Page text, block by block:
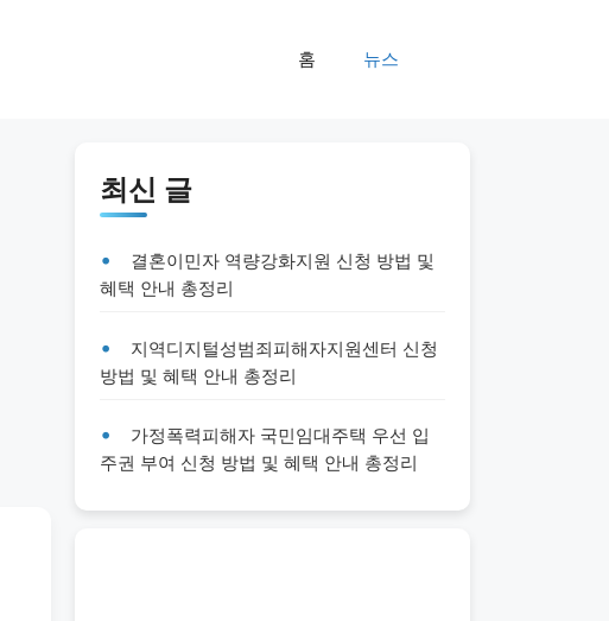
홈 뉴스
최신 글
결혼이민자 역량강화지원 신청 방법 및
혜택 안내 총정리
지역디지털성범죄피해자지원센터 신청
방법 및 혜택 안내 총정리
가정폭력피해자 국민임대주택 우선 입
주권 부여 신청 방법 및 혜택 안내 총정리